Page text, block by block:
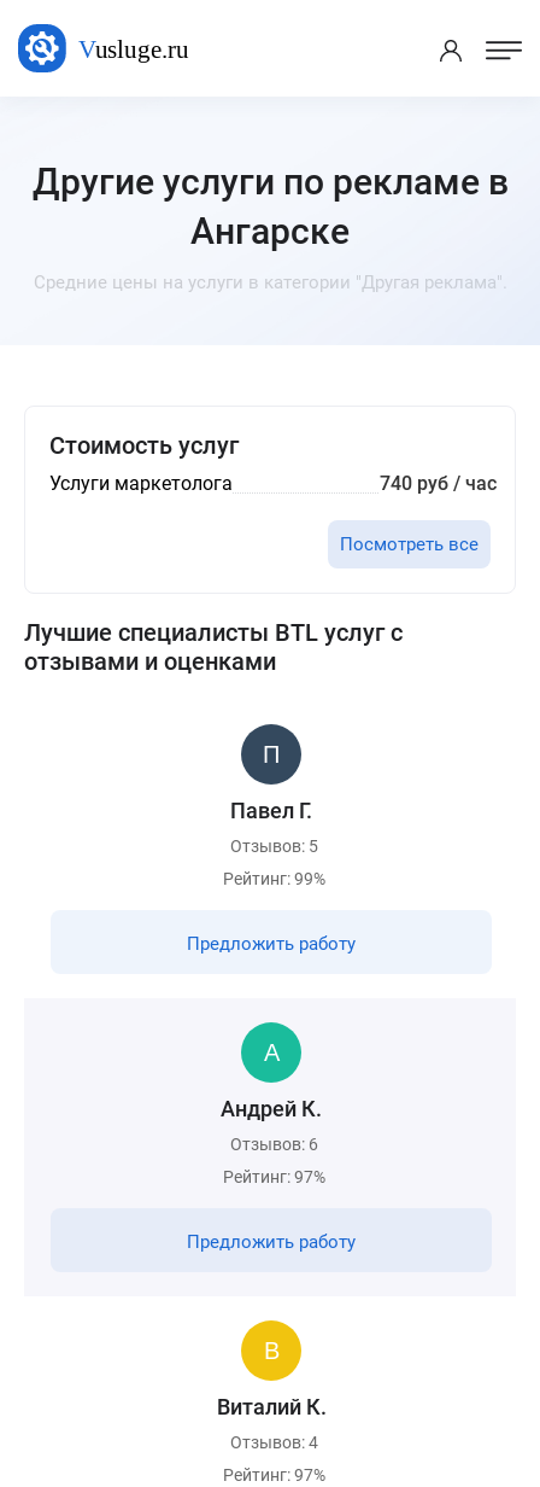
Другие услуги по рекламе в
Ангарске
Средние цены на услуги в категории "Другая реклама".
Стоимость услуг
Услуги маркетолога 740 руб / час
Посмотреть все
Лучшие специалисты BTL услуг с
отзывами и оценками
Павел Г.
Отзывов: 5
Рейтинг: 99%
Предложить работу
Андрей К.
Отзывов: 6
Рейтинг: 97%
Предложить работу
Виталий К.
Отзывов: 4
Рейтинг: 97%